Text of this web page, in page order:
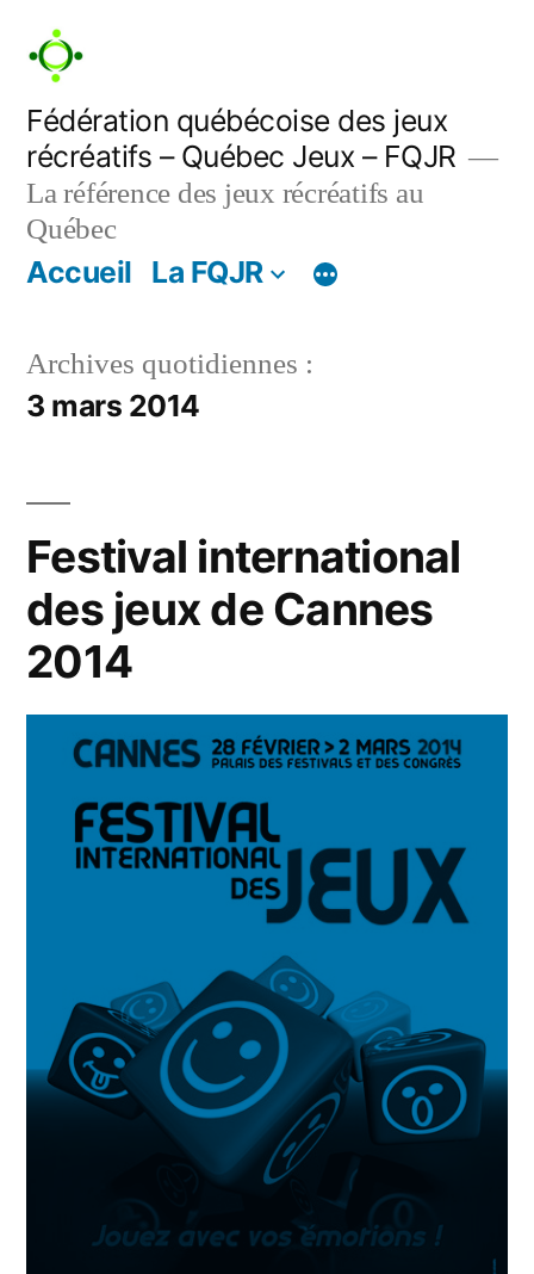
contenu
Fédération québécoise des jeux
récréatifs – Québec Jeux – FQJR
La référence des jeux récréatifs au
Québec
Accueil La FQJR
Archives quotidiennes :
3 mars 2014
Festival international
des jeux de Cannes
2014